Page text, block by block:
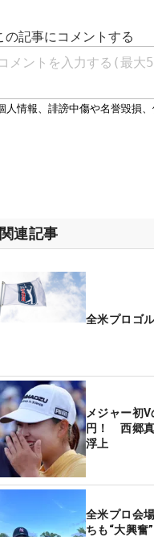
関連記事
全米プロゴ
メジャー初
円！ 西郷
浮上
全米プロ会
ちも“大興